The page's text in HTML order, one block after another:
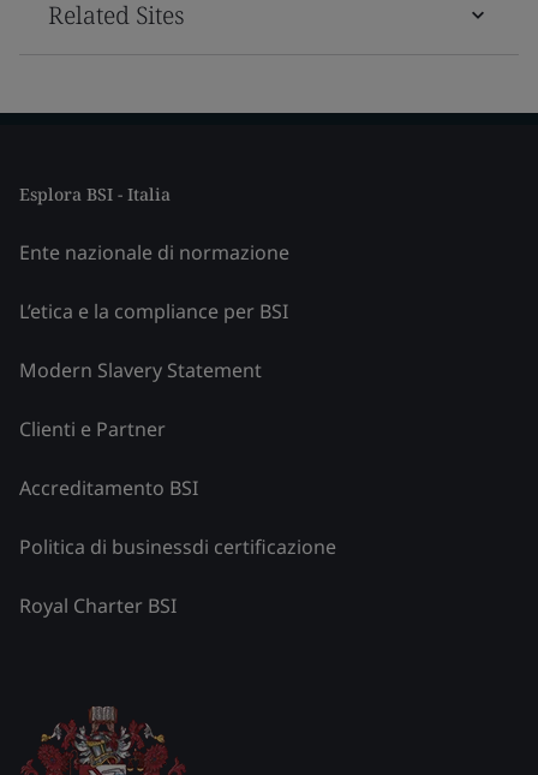
Related Sites
Esplora BSI - Italia
Ente nazionale di normazione
L’etica e la compliance per BSI
Modern Slavery Statement
Clienti e Partner
Accreditamento BSI
Politica di businessdi certificazione
Royal Charter BSI